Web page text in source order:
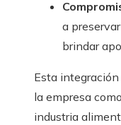
a
brindar
Esta
la empresa
industria